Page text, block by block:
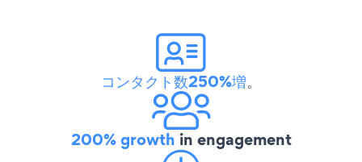
コンタクト数250%増。
200% growth in engagement